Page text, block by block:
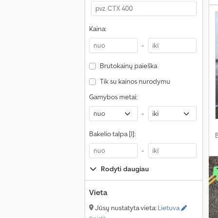
Kaina:
-
Brutokainų paieška
Tik su kainos nurodymu
Gamybos metai:
-
Bakelio talpa [l]:
-
Rodyti daugiau
Vieta
Jūsų nustatyta vieta: Lietuva